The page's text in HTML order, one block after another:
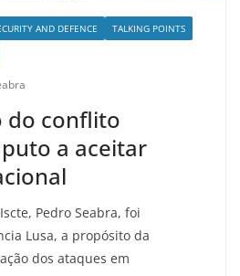
AND DEFENCE
TALKING POINTS
do conflito
a aceitar
Pedro Seabra, foi
Lusa, a propósito da
dos ataques em